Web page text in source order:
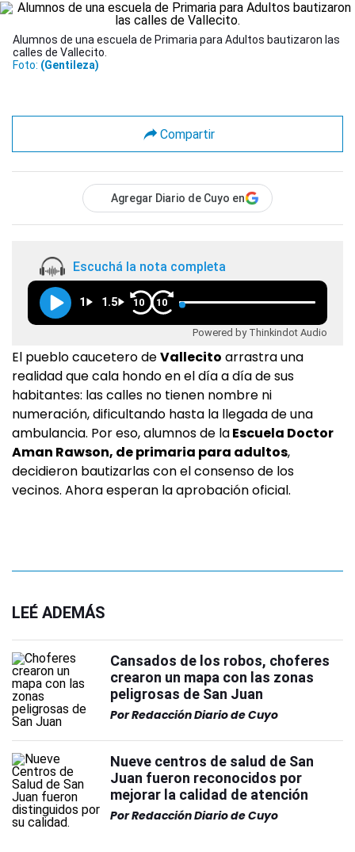
Alumnos de una escuela de Primaria para Adultos bautizaron las
calles de Vallecito.
Foto: (Gentileza)
Compartir
Agregar Diario de Cuyo en
Escuchá la nota completa
1 1.5 10 10
Powered by Thinkindot Audio
El pueblo caucetero deVallecito arrastra una
realidad que cala hondo en el día a día de sus
habitantes: las calles no tienen nombre ni
numeración, dificultando hasta la llegada de una
ambulancia. Por eso, alumnos de laEscuela Doctor
Aman Rawson, de primaria para adultos,
decidieron bautizarlas con el consenso de los
vecinos. Ahora esperan la aprobación oficial.
LEÉ ADEMÁS
Cansados de los robos, choferes
crearon un mapa con las zonas
peligrosas de San Juan
PorRedacción Diario de Cuyo
Nueve centros de salud de San
Juan fueron reconocidos por
mejorar la calidad de atención
PorRedacción Diario de Cuyo